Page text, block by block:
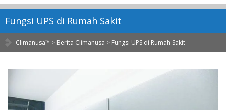
Fungsi UPS di Rumah Sakit
Climanusa™ > Berita Climanusa > Fungsi UPS di Rumah Sakit